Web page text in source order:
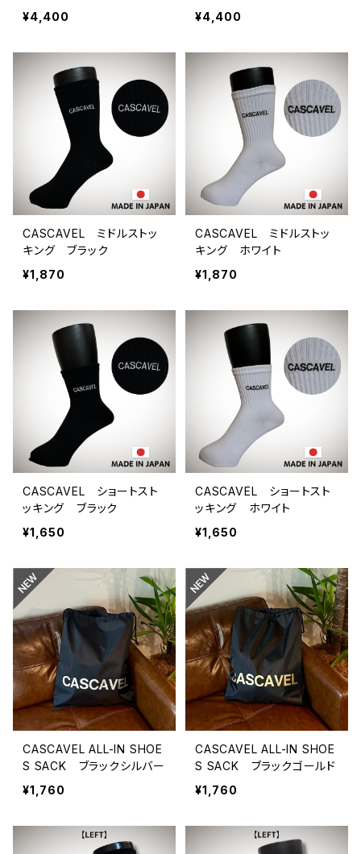
ク
¥4,400
ラル
¥4,400
CASCAVEL ミドルストッ
キング ブラック
¥1,870
CASCAVEL ミドルストッ
キング ホワイト
¥1,870
CASCAVEL ショートスト
ッキング ブラック
¥1,650
CASCAVEL ショートスト
ッキング ホワイト
¥1,650
CASCAVEL ALL-IN SHOE
S SACK ブラックシルバー
¥1,760
CASCAVEL ALL-IN SHOE
S SACK ブラックゴールド
¥1,760